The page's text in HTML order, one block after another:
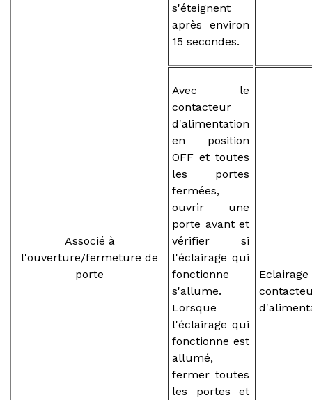
Associé à
l'ouverture/fermeture de
porte
s'éteignent
après environ
15 secondes.
Avec le
contacteur
d'alimentation
en position
OFF et toutes
les portes
fermées,
ouvrir une
porte avant et
vérifier si
l'éclairage qui
fonctionne
s'allume.
Lorsque
l'éclairage qui
fonctionne est
allumé,
fermer toutes
les portes et